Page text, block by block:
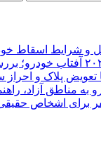
اسقاط خودرو
تعویض پلاک و
به مناطق آزاد،
برای اشخاص